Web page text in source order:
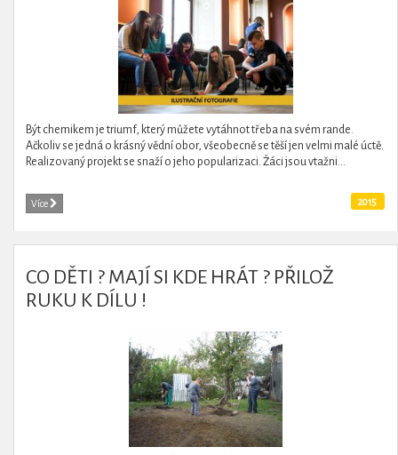
Být chemikem je triumf, který můžete vytáhnot třeba na svém rande.
Ačkoliv se jedná o krásný vědní obor, všeobecně se těší jen velmi malé úctě.
Realizovaný projekt se snaží o jeho popularizaci. Žáci jsou vtažni...
Více 2015
CO DĚTI ? MAJÍ SI KDE HRÁT ? PŘILOŽ
RUKU K DÍLU !